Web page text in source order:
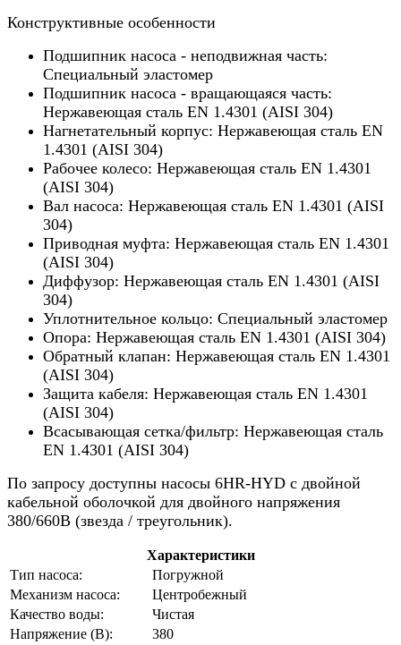
Конструктивные особенности
Подшипник насоса - неподвижная часть:
Специальный эластомер
Подшипник насоса - вращающаяся часть:
Нержавеющая сталь EN 1.4301 (AISI 304)
Нагнетательный корпус: Нержавеющая сталь EN
1.4301 (AISI 304)
Рабочее колесо: Нержавеющая сталь EN 1.4301
(AISI 304)
Вал насоса: Нержавеющая сталь EN 1.4301 (AISI
304)
Приводная муфта: Нержавеющая сталь EN 1.4301
(AISI 304)
Диффузор: Нержавеющая сталь EN 1.4301 (AISI
304)
Уплотнительное кольцо: Специальный эластомер
Опора: Нержавеющая сталь EN 1.4301 (AISI 304)
Обратный клапан: Нержавеющая сталь EN 1.4301
(AISI 304)
Защита кабеля: Нержавеющая сталь EN 1.4301
(AISI 304)
Всасывающая сетка/фильтр: Нержавеющая сталь
EN 1.4301 (AISI 304)
По запросу доступны насосы 6HR-HYD с двойной
кабельной оболочкой для двойного напряжения
380/660В (звезда / треугольник).
Характеристики
Тип насоса:
Погружной
Механизм насоса:
Центробежный
Качество воды:
Чистая
Напряжение (В):
380